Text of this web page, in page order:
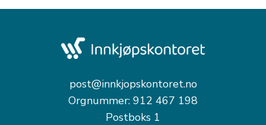
post@innkjopskontoret.no
Orgnummer: 912 467 198
Postboks 1